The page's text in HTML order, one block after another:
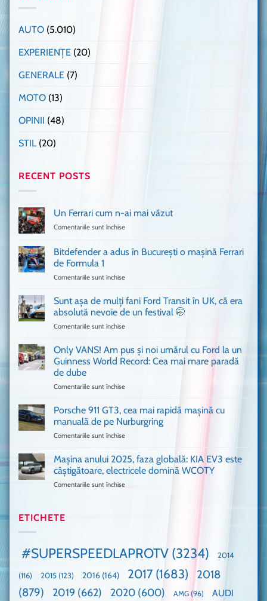
AUTO (5.010)
EXPERIENȚE (20)
GENERALE (7)
MOTO (13)
OPINII (48)
STIL (20)
RECENT POSTS
Un Ferrari cum n-ai mai văzut
Comentariile sunt închise
Ferrari
cum
văzut
Bitdefender a adus în București o mașină Ferrari
de Formula 1
Comentariile sunt închise
a
adus
în
mașină
Ferrari
Sunt așa de mulți fani Ford Transit în UK, că era
absolută nevoie de un festival 🤭
Comentariile sunt închise
de
mulți
în
UK,
că
nevoie
de
Only VANS! Am pus și noi umărul cu Ford la un
Guinness World Record: Cea mai mare paradă
de dube
Comentariile sunt închise
Am
pus
umărul
cu
mai
mare
paradă
de
dube
Porsche 911 GT3, cea mai rapidă mașină cu
manuală de pe Nurburgring
Comentariile sunt închise
911
GT3,
cea
pe
Nurburgring
Mașina anului 2025, faza globală: KIA EV3 este
câștigătoare, electricele domină WCOTY
Comentariile sunt închise
EV3
câștigătoare,
domină
ETICHETE
#SUPERSPEEDLAPROTV (3234) 2014
(116) 2015 (123) 2016 (164) 2017 (1683)
2018
(879)
2019 (662) 2020 (600) AMG (96)
AUDI